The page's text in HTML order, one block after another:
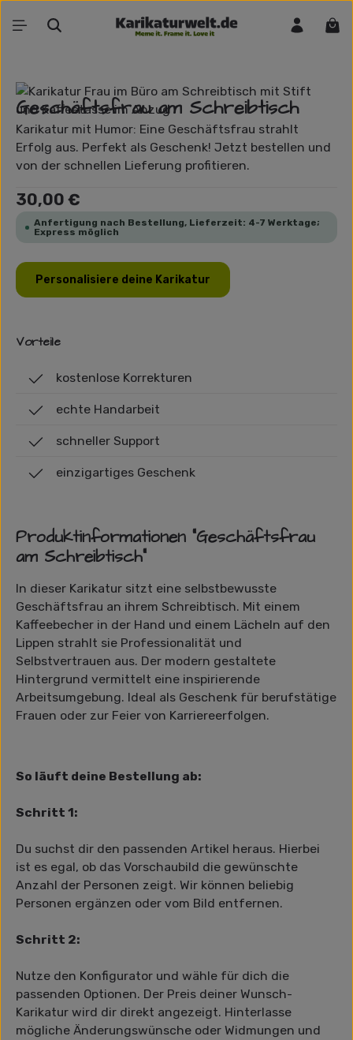
Zum Hauptinhalt springen
Bildergalerie überspringen
Geschäftsfrau am Schreibtisch
Karikatur mit Humor: Eine Geschäftsfrau strahlt
Erfolg aus. Perfekt als Geschenk! Jetzt bestellen und
von der schnellen Lieferung profitieren.
Regulärer Preis:
30,00 €
Anfertigung nach Bestellung, Lieferzeit: 4-7 Werktage;
Express möglich
Personalisiere deine Karikatur
Vorteile
kostenlose Korrekturen
echte Handarbeit
schneller Support
einzigartiges Geschenk
Produktinformationen "Geschäftsfrau
am Schreibtisch"
In dieser Karikatur sitzt eine selbstbewusste
Geschäftsfrau an ihrem Schreibtisch. Mit einem
Kaffeebecher in der Hand und einem Lächeln auf den
Lippen strahlt sie Professionalität und
Selbstvertrauen aus. Der modern gestaltete
Hintergrund vermittelt eine inspirierende
Arbeitsumgebung. Ideal als Geschenk für berufstätige
Frauen oder zur Feier von Karriereerfolgen.
So läuft deine Bestellung ab:
Schritt 1:
Du suchst dir den passenden Artikel heraus. Hierbei
ist es egal, ob das Vorschaubild die gewünschte
Anzahl der Personen zeigt. Wir können beliebig
Personen ergänzen oder vom Bild entfernen.
Schritt 2:
Nutze den Konfigurator und wähle für dich die
passenden Optionen. Der Preis deiner Wunsch-
Karikatur wird dir direkt angezeigt. Hinterlasse
mögliche Änderungswünsche oder Widmungen und